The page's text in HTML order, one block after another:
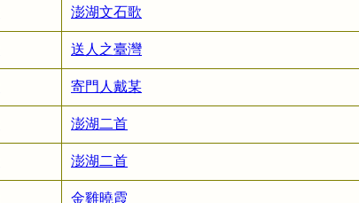
澎湖文石歌
送人之臺灣
寄門人戴某
澎湖二首
澎湖二首
金雞曉霞